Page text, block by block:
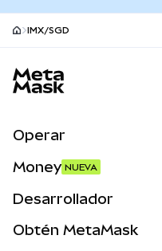
IMX/SGD
Operar
Activos del mundo real
Money NUEVA
Desarrollador
Obtén MetaMask